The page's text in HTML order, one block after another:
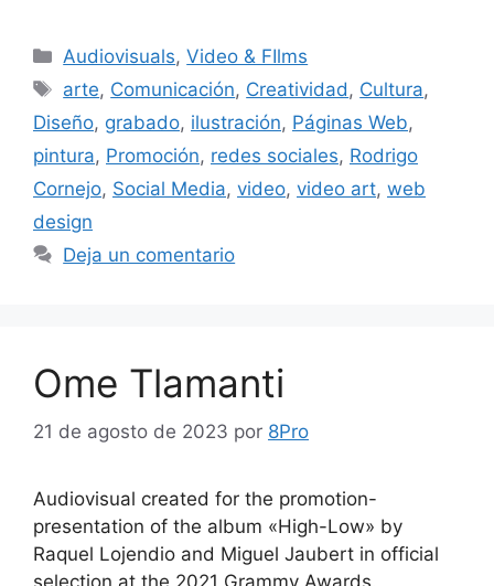
Audiovisuals,Video & FIlms
arte, Comunicación, Creatividad , Cultura,
Diseño, grabado, ilustración, Páginas Web,
pintura, Promoción, redes sociales, Rodrigo
Cornejo, Social Media, video, video art, web
design
Deja un comentario
Ome Tlamanti
21 de agosto de 2023 por 8Pro
Audiovisual created for the promotion-
presentation of the album «High-Low» by
Raquel Lojendio and Miguel Jaubert in official